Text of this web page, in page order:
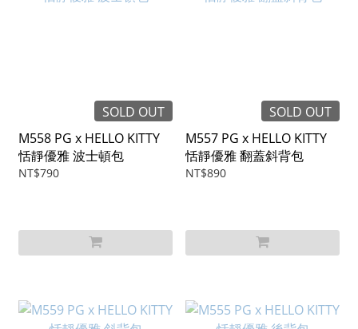
SOLD OUT
M558 PG x HELLO KITTY
恬靜優雅 波士頓包
NT$790
SOLD OUT
M557 PG x HELLO KITTY
恬靜優雅 翻蓋斜背包
NT$890